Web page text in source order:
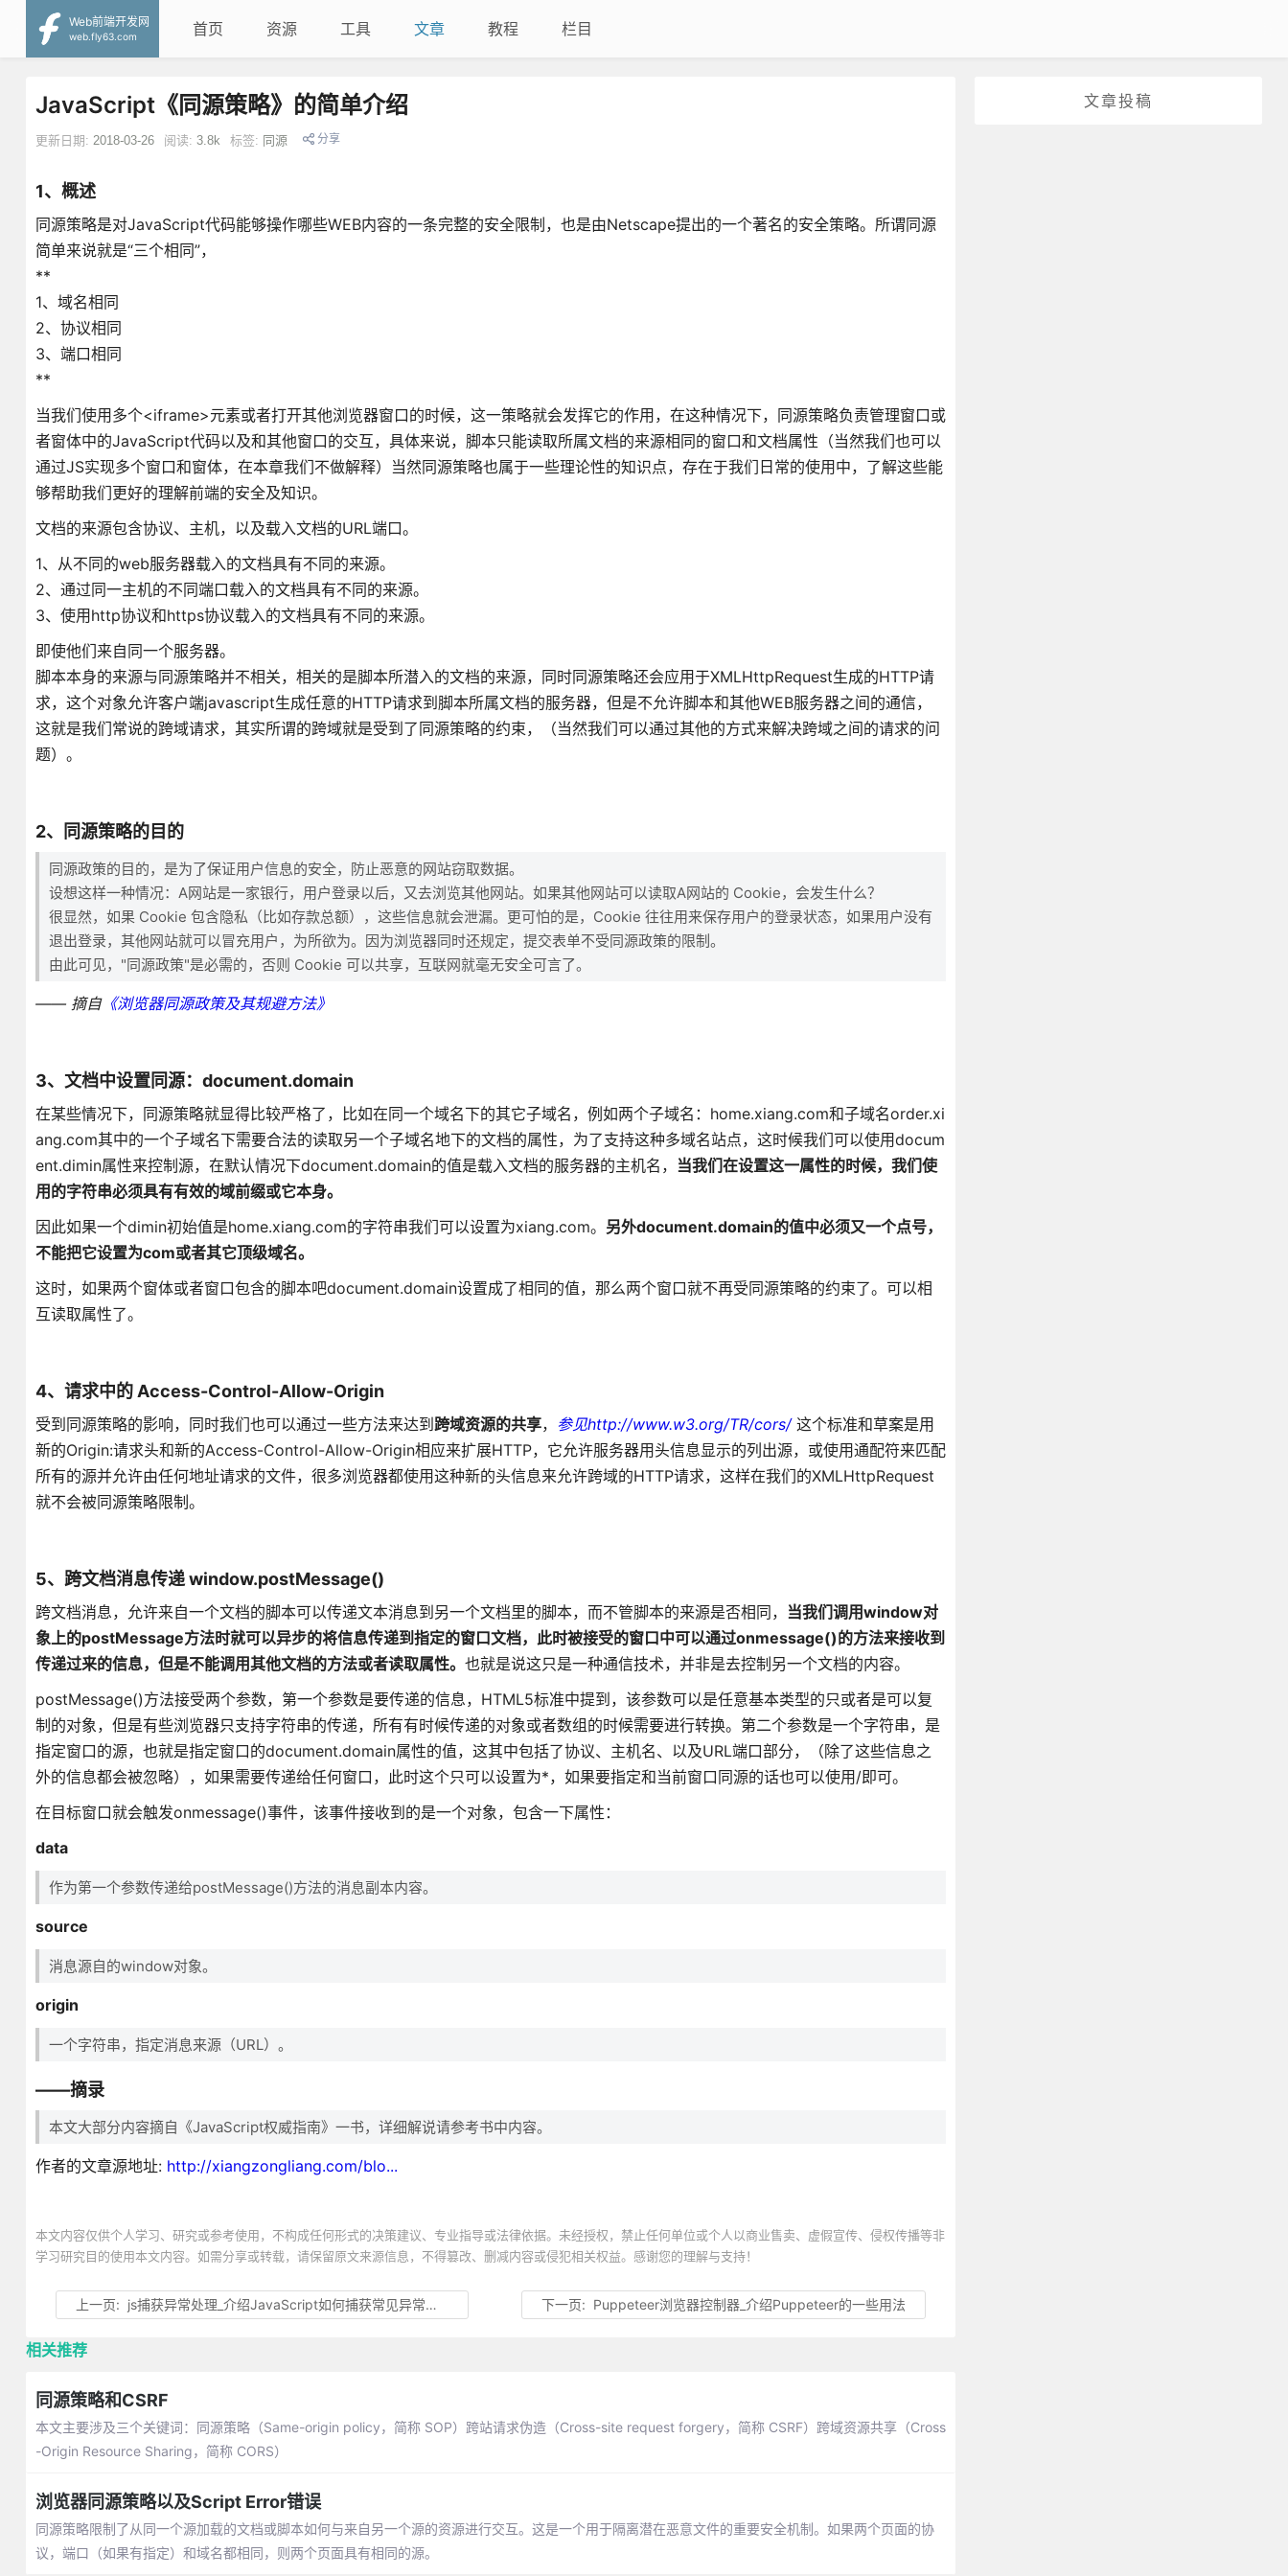
Web前端开发网
web.fly63.com
首页 资源 工具 文章 教程 栏目
文章投稿
JavaScript《同源策略》的简单介绍
更新日期: 2018-03-26 阅读: 3.8k 标签: 同源 分享
1、概述
同源策略是对JavaScript代码能够操作哪些WEB内容的一条完整的安全限制，也是由Netscape提出的一个著名的安全策略。所谓同源
简单来说就是“三个相同”，
**
1、域名相同
2、协议相同
3、端口相同
**
当我们使用多个<iframe>元素或者打开其他浏览器窗口的时候，这一策略就会发挥它的作用，在这种情况下，同源策略负责管理窗口或
者窗体中的JavaScript代码以及和其他窗口的交互，具体来说，脚本只能读取所属文档的来源相同的窗口和文档属性（当然我们也可以
通过JS实现多个窗口和窗体，在本章我们不做解释）当然同源策略也属于一些理论性的知识点，存在于我们日常的使用中，了解这些能
够帮助我们更好的理解前端的安全及知识。
文档的来源包含协议、主机，以及载入文档的URL端口。
1、从不同的web服务器载入的文档具有不同的来源。
2、通过同一主机的不同端口载入的文档具有不同的来源。
3、使用http协议和https协议载入的文档具有不同的来源。
即使他们来自同一个服务器。
脚本本身的来源与同源策略并不相关，相关的是脚本所潜入的文档的来源，同时同源策略还会应用于XMLHttpRequest生成的HTTP请
求，这个对象允许客户端javascript生成任意的HTTP请求到脚本所属文档的服务器，但是不允许脚本和其他WEB服务器之间的通信，
这就是我们常说的跨域请求，其实所谓的跨域就是受到了同源策略的约束，（当然我们可以通过其他的方式来解决跨域之间的请求的问
题）。
2、同源策略的目的
同源政策的目的，是为了保证用户信息的安全，防止恶意的网站窃取数据。
设想这样一种情况：A网站是一家银行，用户登录以后，又去浏览其他网站。如果其他网站可以读取A网站的 Cookie，会发生什么？
很显然，如果 Cookie 包含隐私（比如存款总额），这些信息就会泄漏。更可怕的是，Cookie 往往用来保存用户的登录状态，如果用户没有
退出登录，其他网站就可以冒充用户，为所欲为。因为浏览器同时还规定，提交表单不受同源政策的限制。
由此可见，"同源政策"是必需的，否则 Cookie 可以共享，互联网就毫无安全可言了。
—— 摘自《浏览器同源政策及其规避方法》
3、文档中设置同源：document.domain
在某些情况下，同源策略就显得比较严格了，比如在同一个域名下的其它子域名，例如两个子域名：home.xiang.com和子域名order.xi
ang.com其中的一个子域名下需要合法的读取另一个子域名地下的文档的属性，为了支持这种多域名站点，这时候我们可以使用docum
ent.dimin属性来控制源，在默认情况下document.domain的值是载入文档的服务器的主机名， 当我们在设置这一属性的时候，我们使
用的字符串必须具有有效的域前缀或它本身。
因此如果一个dimin初始值是home.xiang.com的字符串我们可以设置为xiang.com。 另外document.domain的值中必须又一个点号，
不能把它设置为com或者其它顶级域名。
这时，如果两个窗体或者窗口包含的脚本吧document.domain设置成了相同的值，那么两个窗口就不再受同源策略的约束了。可以相
互读取属性了。
4、请求中的 Access-Control-Allow-Origin
受到同源策略的影响，同时我们也可以通过一些方法来达到 跨域资源的共享， 参见http://www.w3.org/TR/cors/这个标准和草案是用
新的Origin:请求头和新的Access-Control-Allow-Origin相应来扩展HTTP，它允许服务器用头信息显示的列出源，或使用通配符来匹配
所有的源并允许由任何地址请求的文件，很多浏览器都使用这种新的头信息来允许跨域的HTTP请求，这样在我们的XMLHttpRequest
就不会被同源策略限制。
5、跨文档消息传递 window.postMessage()
跨文档消息，允许来自一个文档的脚本可以传递文本消息到另一个文档里的脚本，而不管脚本的来源是否相同， 当我们调用window对
象上的postMessage方法时就可以异步的将信息传递到指定的窗口文档，此时被接受的窗口中可以通过onmessage()的方法来接收到
传递过来的信息，但是不能调用其他文档的方法或者读取属性。 也就是说这只是一种通信技术，并非是去控制另一个文档的内容。
postMessage()方法接受两个参数，第一个参数是要传递的信息，HTML5标准中提到，该参数可以是任意基本类型的只或者是可以复
制的对象，但是有些浏览器只支持字符串的传递，所有有时候传递的对象或者数组的时候需要进行转换。第二个参数是一个字符串，是
指定窗口的源，也就是指定窗口的document.domain属性的值，这其中包括了协议、主机名、以及URL端口部分，（除了这些信息之
外的信息都会被忽略），如果需要传递给任何窗口，此时这个只可以设置为*，如果要指定和当前窗口同源的话也可以使用/即可。
在目标窗口就会触发onmessage()事件，该事件接收到的是一个对象，包含一下属性：
data
作为第一个参数传递给postMessage()方法的消息副本内容。
source
消息源自的window对象。
origin
一个字符串，指定消息来源（URL）。
——摘录
本文大部分内容摘自《JavaScript权威指南》一书，详细解说请参考书中内容。
作者的文章源地址: http://xiangzongliang.com/blo...
本文内容仅供个人学习、研究或参考使用，不构成任何形式的决策建议、专业指导或法律依据。未经授权，禁止任何单位或个人以商业售卖、虚假宣传、侵权传播等非
学习研究目的使用本文内容。如需分享或转载，请保留原文来源信息，不得篡改、删减内容或侵犯相关权益。感谢您的理解与支持！
上一页: js捕获异常处理_介绍JavaScript如何捕获常见异常【Throw、Try 和 Catch】 下一页: Puppeteer浏览器控制器_介绍Puppeteer的一些用法
相关推荐
同源策略和CSRF
本文主要涉及三个关键词：同源策略（Same-origin policy，简称 SOP）跨站请求伪造（Cross-site request forgery，简称 CSRF）跨域资源共享（Cross
-Origin Resource Sharing，简称 CORS）
浏览器同源策略以及Script Error错误
同源策略限制了从同一个源加载的文档或脚本如何与来自另一个源的资源进行交互。这是一个用于隔离潜在恶意文件的重要安全机制。如果两个页面的协
议，端口（如果有指定）和域名都相同，则两个页面具有相同的源。